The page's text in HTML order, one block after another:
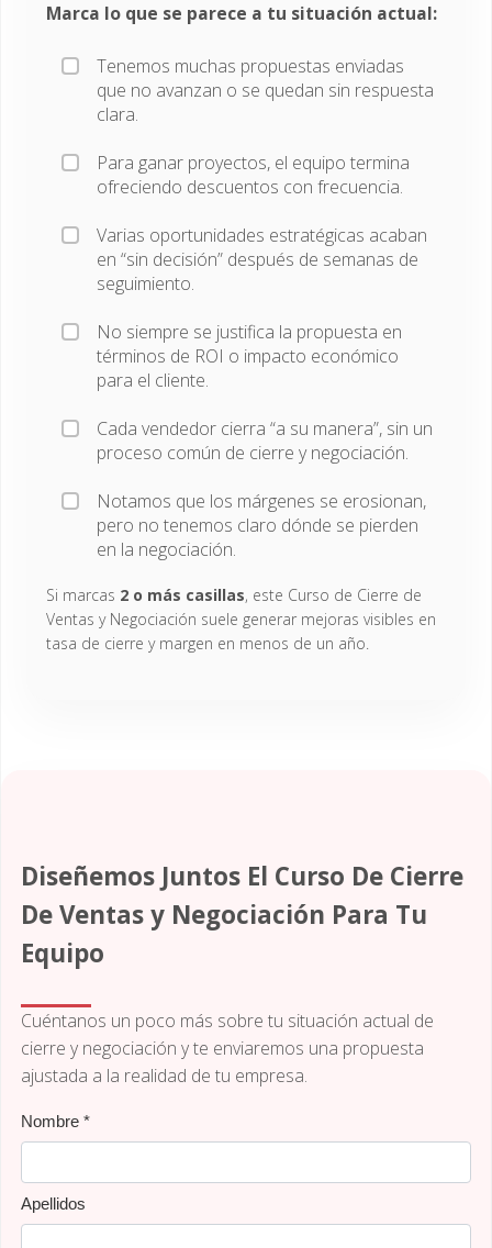
Marca lo que se parece a tu situación actual:
Tenemos muchas propuestas enviadas
que no avanzan o se quedan sin respuesta
clara.
Para ganar proyectos, el equipo termina
ofreciendo descuentos con frecuencia.
Varias oportunidades estratégicas acaban
en “sin decisión” después de semanas de
seguimiento.
No siempre se justifica la propuesta en
términos de ROI o impacto económico
para el cliente.
Cada vendedor cierra “a su manera”, sin un
proceso común de cierre y negociación.
Notamos que los márgenes se erosionan,
pero no tenemos claro dónde se pierden
en la negociación.
Si marcas 2 o más casillas, este Curso de Cierre de
Ventas y Negociación suele generar mejoras visibles en
tasa de cierre y margen en menos de un año.
Diseñemos Juntos El Curso De Cierre
De Ventas y Negociación Para Tu
Equipo
Cuéntanos un poco más sobre tu situación actual de
cierre y negociación y te enviaremos una propuesta
ajustada a la realidad de tu empresa.